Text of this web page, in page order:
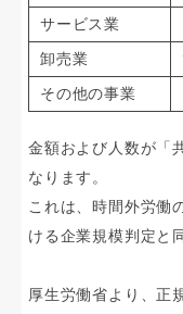
サービス業
卸売業
その他の事業
金額および人数が「
なります。
これは、時間外労働
ける企業規模判定と
厚生労働省より、正